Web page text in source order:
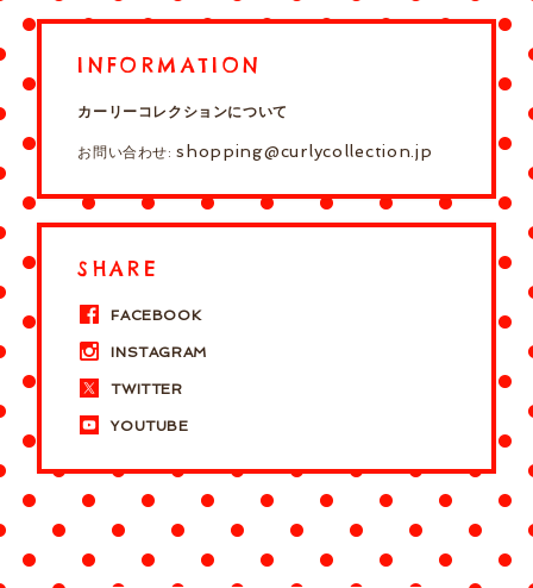
INFORMATION
カーリーコレクションについて
お問い合わせ:shopping@curlycollection.jp
SHARE
FACEBOOK
INSTAGRAM
TWITTER
YOUTUBE